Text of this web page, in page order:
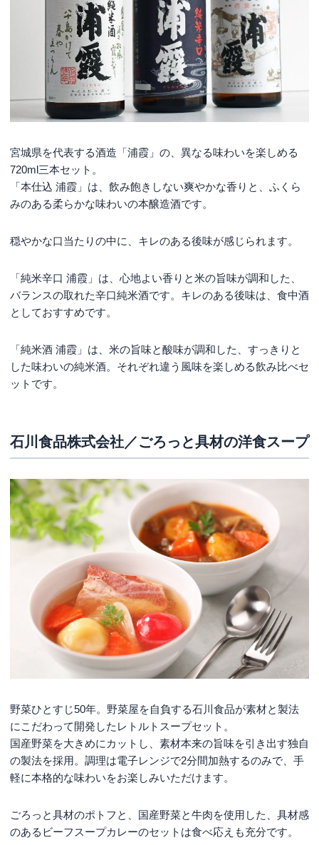
宮城県を代表する酒造「浦霞」の、異なる味わいを楽しめる
720ml三本セット。
「本仕込 浦霞」は、飲み飽きしない爽やかな香りと、ふくら
みのある柔らかな味わいの本醸造酒です。
穏やかな口当たりの中に、キレのある後味が感じられます。
「純米辛口 浦霞」は、心地よい香りと米の旨味が調和した、
バランスの取れた辛口純米酒です。キレのある後味は、食中酒
としておすすめです。
「純米酒 浦霞」は、米の旨味と酸味が調和した、すっきりと
した味わいの純米酒。それぞれ違う風味を楽しめる飲み比べセ
ットです。
石川食品株式会社／ごろっと具材の洋食スープ
野菜ひとすじ50年。野菜屋を自負する石川食品が素材と製法
にこだわって開発したレトルトスープセット。
国産野菜を大きめにカットし、素材本来の旨味を引き出す独自
の製法を採用。調理は電子レンジで2分間加熱するのみで、手
軽に本格的な味わいをお楽しみいただけます。
ごろっと具材のポトフと、国産野菜と牛肉を使用した、具材感
のあるビーフスープカレーのセットは食べ応えも充分です。